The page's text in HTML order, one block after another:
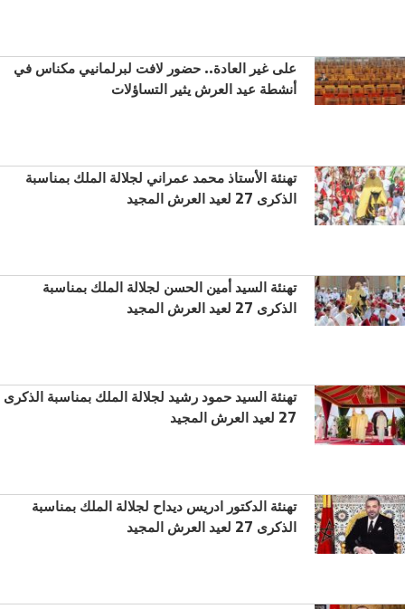
على غير العادة.. حضور لافت لبرلمانيي مكناس في
أنشطة عيد العرش يثير التساؤلات
تهنئة الأستاذ محمد عمراني لجلالة الملك بمناسبة
الذكرى 27 لعيد العرش المجيد
تهنئة السيد أمين الحسن لجلالة الملك بمناسبة
الذكرى 27 لعيد العرش المجيد
تهنئة السيد حمود رشيد لجلالة الملك بمناسبة الذكرى
27 لعيد العرش المجيد
تهنئة الدكتور ادريس ديداح لجلالة الملك بمناسبة
الذكرى 27 لعيد العرش المجيد